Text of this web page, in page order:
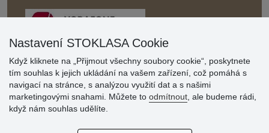
Hodnocení
zákazníků
Super obchod, kvalitní zboží za slušné ceny. Vřele
Nastavení STOKLASA Cookie
Když kliknete na „Přijmout všechny soubory cookie“, poskytnete
tím souhlas k jejich ukládání na vašem zařízení, což pomáhá s
navigací na stránce, s analýzou využití dat a s našimi
marketingovými snahami. Můžete to odmítnout , ale budeme rádi,
když nám souhlas udělíte.